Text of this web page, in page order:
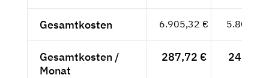
Gesamtkosten 6.905,32 € 5.802,79
Gesamtkosten /
Monat
287,72 € 241,78